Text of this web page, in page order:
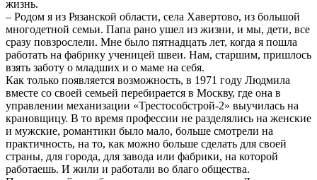
жизнь.
– Родом я из Рязанской области, села Хавертово, из большой
многодетной семьи. Папа рано ушел из жизни, и мы, дети, все
сразу повзрослели. Мне было пятнадцать лет, когда я пошла
работать на фабрику ученицей швеи. Нам, старшим, пришлось
взять заботу о младших и о маме на себя.
Как только появляется возможность, в 1971 году Людмила
вместе со своей семьей перебирается в Москву, где она в
управлении механизации «Трестособстрой-2» выучилась на
крановщицу. В то время профессии не разделялись на женские
и мужские, романтики было мало, больше смотрели на
практичность, на то, как можно больше сделать для своей
страны, для города, для завода или фабрики, на которой
работаешь. И жили и работали во благо общества.